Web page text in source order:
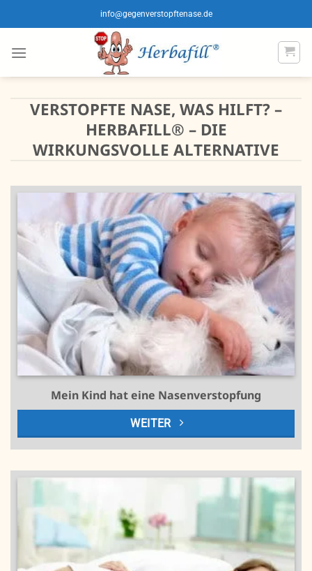
Inhalt
info@gegenverstopftenase.de
VERSTOPFTE NASE, WAS HILFT? –
HERBAFILL® – DIE
WIRKUNGSVOLLE ALTERNATIVE
Mein Kind hat eine Nasenverstopfung
WEITER